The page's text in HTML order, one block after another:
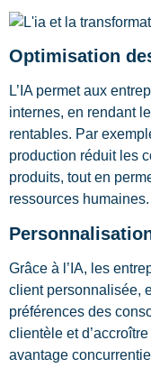
Optimisation
L’IA permet aux
internes, en rendant
rentables. Par
production réduit les
produits, tout en
ressources humaines.
Grâce à l’IA, les
client personnalisée,
préférences des
clientèle et
avantage